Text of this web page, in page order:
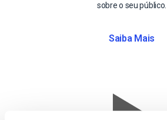
sobre o seu público.
Saiba Mais